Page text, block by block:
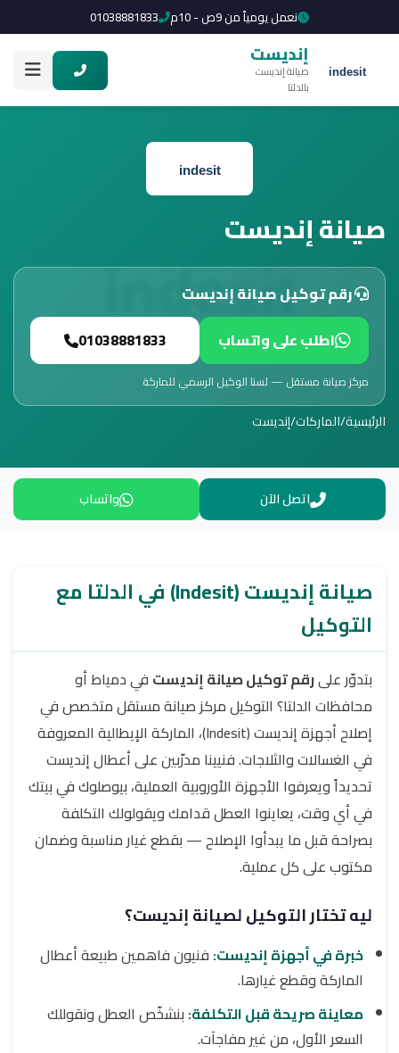
نعمل يومياً من 9ص - 10م 01038881833
إنديست
صيانة إنديست
بالدلتا
صيانة إنديست
رقم توكيل صيانة إنديست
اطلب على واتساب
01038881833
مركز صيانة مستقل — لسنا الوكيل الرسمي للماركة
الرئيسية/الماركات/إنديست
اتصل الآن واتساب
صيانة إنديست (Indesit) في الدلتا مع
التوكيل
بتدوّر علىرقم توكيل صيانة إنديست في دمياط أو
محافظات الدلتا؟ التوكيل مركز صيانة مستقل متخصص في
إصلاح أجهزة إنديست (Indesit)، الماركة الإيطالية المعروفة
في الغسالات والثلاجات. فنيينا مدرّبين على أعطال إنديست
تحديداً ويعرفوا الأجهزة الأوروبية العملية، بيوصلوك في بيتك
في أي وقت، يعاينوا العطل قدامك ويقولولك التكلفة
بصراحة قبل ما يبدأوا الإصلاح — بقطع غيار مناسبة وضمان
مكتوب على كل عملية.
ليه تختار التوكيل لصيانة إنديست؟
خبرة في أجهزة إنديست: فنيون فاهمين طبيعة أعطال
الماركة وقطع غيارها.
معاينة صريحة قبل التكلفة: بنشخّص العطل ونقوللك
السعر الأول، من غير مفاجآت.